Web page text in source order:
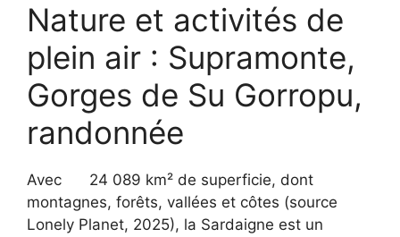
Nature et activités de
plein air : Supramonte,
Gorges de Su Gorropu,
randonnée
Avec
24 089 km² de superficie, dont
montagnes, forêts, vallées et côtes (source
Lonely Planet, 2025), la Sardaigne est un